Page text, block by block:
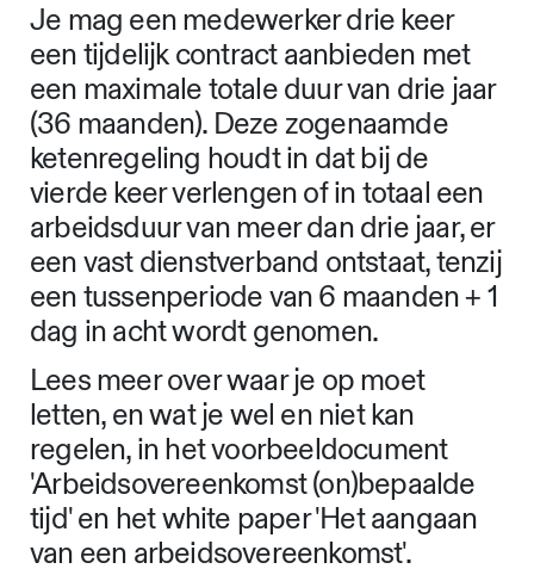
Je mag een medewerker drie keer
een tijdelijk contract aanbieden met
een maximale totale duur van drie jaar
(36 maanden). Deze zogenaamde
ketenregeling houdt in dat bij de
vierde keer verlengen of in totaal een
arbeidsduur van meer dan drie jaar, er
een vast dienstverband ontstaat, tenzij
een tussenperiode van 6 maanden + 1
dag in acht wordt genomen.
Lees meer over waar je op moet
letten, en wat je wel en niet kan
regelen, in het voorbeeldocument
'Arbeidsovereenkomst (on)bepaalde
tijd' en het white paper 'Het aangaan
van een arbeidsovereenkomst'.